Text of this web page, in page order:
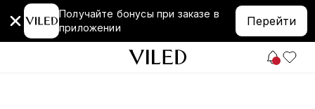
Получайте бонусы при заказе в
приложении
Перейти